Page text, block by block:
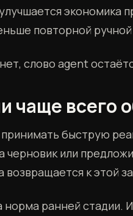
экономика
повторной
слово agent
чаще всего
быструю
черновик или
возвращается к этой
ранней стадии.